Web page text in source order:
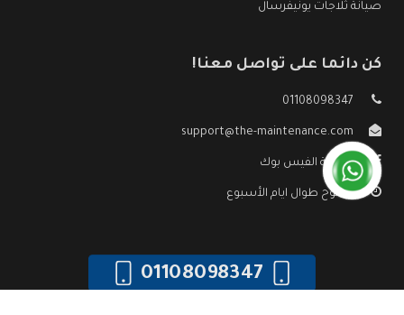
صيانة ثلاجات يونيفرسال
كن دائما على تواصل معنا!
01108098347
support@the-maintenance.com
صفحة الفيس بوك
مفتوح طوال ايام الأسبوع
01108098347